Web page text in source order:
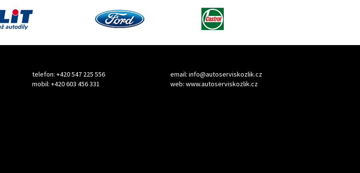
telefon: +420 547 225 556
mobil: +420 603 456 331
email: info@autoserviskozlik.cz
web: www.autoserviskozlik.cz